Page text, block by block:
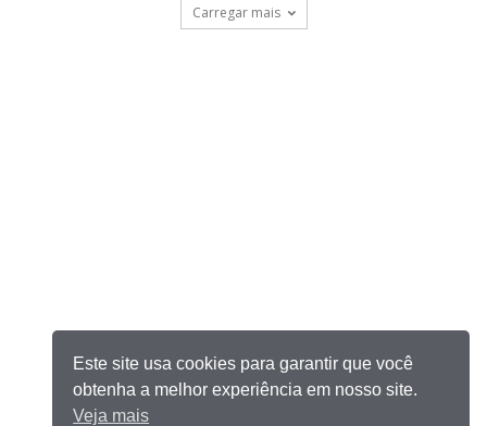
Carregar mais
Este site usa cookies para garantir que você
obtenha a melhor experiência em nosso site.
Veja mais